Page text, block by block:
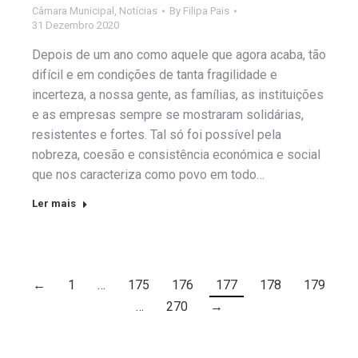
Câmara Municipal Notícias By Filipa Pais
31 Dezembro 2020
Depois de um ano como aquele que agora acaba, tão
difícil e em condições de tanta fragilidade e
incerteza, a nossa gente, as famílias, as instituições
e as empresas sempre se mostraram solidárias,
resistentes e fortes. Tal só foi possível pela
nobreza, coesão e consistência económica e social
que nos caracteriza como povo em todo…
Ler mais
← 1 … 175 176 177 178
179
…
270 →